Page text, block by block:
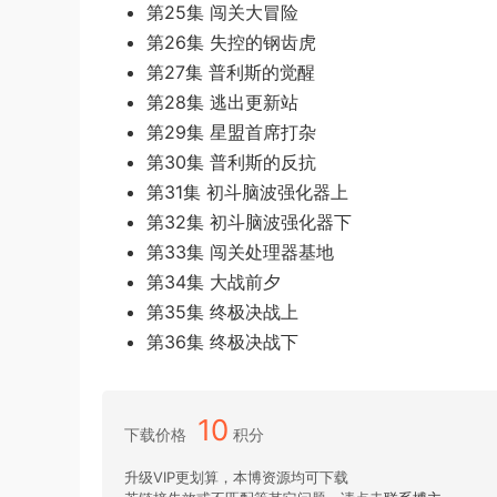
第25集 闯关大冒险
第26集 失控的钢齿虎
第27集 普利斯的觉醒
第28集 逃出更新站
第29集 星盟首席打杂
第30集 普利斯的反抗
第31集 初斗脑波强化器上
第32集 初斗脑波强化器下
第33集 闯关处理器基地
第34集 大战前夕
第35集 终极决战上
第36集 终极决战下
下载价格 10 积分
升级VIP更划算，本博资源均可下载